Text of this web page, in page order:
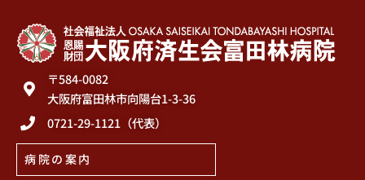
〒584-0082
大阪府富田林市向陽台1-3-36
0721-29-1121（代表）
病院の案内